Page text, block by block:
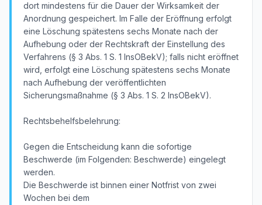
dort mindestens für die Dauer der Wirksamkeit der
Anordnung gespeichert. Im Falle der Eröffnung erfolgt
eine Löschung spätestens sechs Monate nach der
Aufhebung oder der Rechtskraft der Einstellung des
Verfahrens (§ 3 Abs. 1 S. 1 InsOBekV); falls nicht eröffnet
wird, erfolgt eine Löschung spätestens sechs Monate
nach Aufhebung der veröffentlichten
Sicherungsmaßnahme (§ 3 Abs. 1 S. 2 InsOBekV).
Rechtsbehelfsbelehrung:
Gegen die Entscheidung kann die sofortige
Beschwerde (im Folgenden: Beschwerde) eingelegt
werden.
Die Beschwerde ist binnen einer Notfrist von zwei
Wochen bei dem